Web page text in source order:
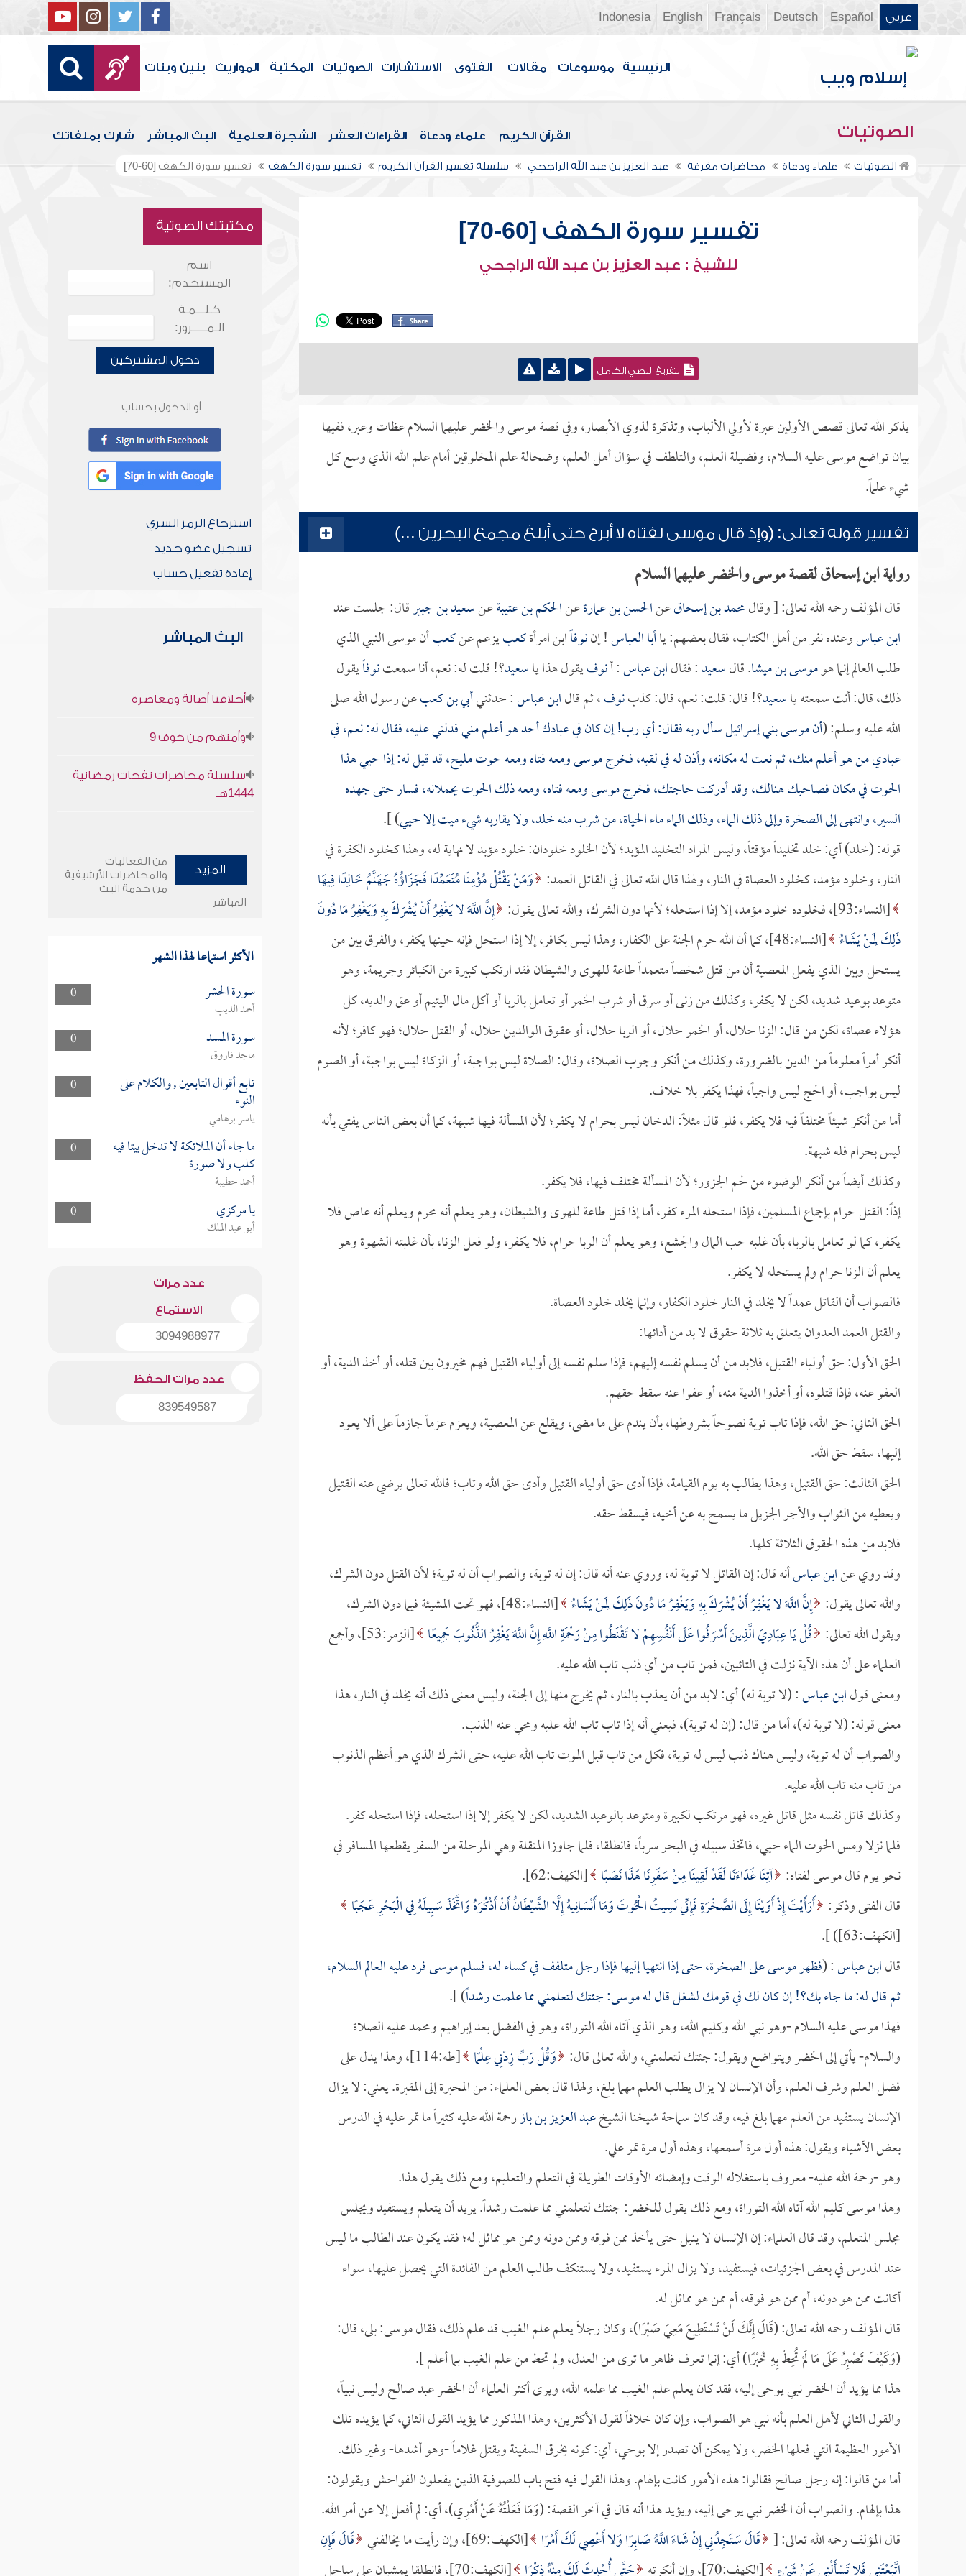
عربي Español
Deutsch
Français
English
Indonesia
الرئيسية موسوعات مقالات الفتوى الاستشارات الصوتيات المكتبة المواريث بنين وبنات
الصوتيات القرآن الكريم علماء ودعاة القراءات العشر الشجرة العلمية البث المباشر شارك بملفاتك
الصوتيات علماء ودعاة محاضرات مفرغة عبد العزيز بن عبد الله الراجحي سلسلة تفسير القرآن الكريم تفسير سورة الكهف تفسير سورة الكهف [60-70]
تفسير سورة الكهف [60-70]
للشيخ : عبد العزيز بن عبد الله الراجحي
التفريغ النصي الكامل
يذكر الله تعالى قصص الأولين عبرة لأولي الألباب، وتذكرة لذوي الأبصار، وفي قصة موسى والخضر عليهما السلام عظات وعبر، ففيها
بيان تواضع موسى عليه السلام، وفضيلة العلم، والتلطف في سؤال أهل العلم، وضحالة علم المخلوقين أمام علم الله الذي وسع كل
شيء علماً.
تفسير قوله تعالى: (وإذ قال موسى لفتاه لا أبرح حتى أبلغ مجمع البحرين ...)
رواية ابن إسحاق لقصة موسى والخضر عليهما السلام
قال المؤلف رحمه الله تعالى: [ وقالمحمد بن إسحاقعنالحسن بن عمارةعنالحكم بن عتيبةعنسعيد بن جبيرقال: جلست عند
ابن عباسوعنده نفر من أهل الكتاب، فقال بعضهم: ياأبا العباس! إننوفاًابن امرأةكعبيزعم عنكعبأن موسى النبي الذي
طلب العالم إنما هوموسى بن ميشا. قالسعيد: فقالابن عباس: أنوفيقول هذا ياسعيد؟! قلت له: نعم، أنا سمعتنوفاًيقول
ذلك، قال: أنت سمعته ياسعيد؟! قال: قلت: نعم، قال: كذبنوف، ثم قالابن عباس: حدثنيأبي بن كعبعن رسول الله صلى
الله عليه وسلم: (أن موسى بني إسرائيل سأل ربه فقال: أي رب! إن كان في عبادك أحد هو أعلم مني فدلني عليه، فقال له: نعم، في
عبادي من هو أعلم منك، ثم نعت له مكانه، وأذن له في لقيه، فخرج موسى ومعه فتاه ومعه حوت مليح، قد قيل له: إذا حيي هذا
الحوت في مكان فصاحبك هنالك، وقد أدركت حاجتك، فخرج موسى ومعه فتاه، ومعه ذلك الحوت يحملانه، فسار حتى جهده
السير، وانتهى إلى الصخرة وإلى ذلك الماء، وذلك الماء ماء الحياة، من شرب منه خلد، ولا يقاربه شيء ميت إلا حيي) ].
قوله: (خلد) أي: خلد تخليداً مؤقتاً، وليس المراد التخليد المؤبد؛ لأن الخلود خلودان: خلود مؤبد لا نهاية له، وهذا كخلود الكفرة في
النار، وخلود مؤمد، كخلود العصاة في النار، ولهذا قال الله تعالى في القاتل العمد: وَمَنْ يَقْتُلْ مُؤْمِنًا مُتَعَمِّدًا فَجَزَاؤُهُ جَهَنَّمُ خَالِدًا فِيهَا
[النساء:93]، فخلوده خلود مؤمد، إلا إذا استحله؛ لأنها دون الشرك، والله تعالى يقول:
إِنَّ اللَّهَ لا يَغْفِرُ أَنْ يُشْرَكَ بِهِ وَيَغْفِرُ مَا دُونَ
ذَلِكَ لِمَنْ يَشَاءُ
[النساء:48]، كما أن الله حرم الجنة على الكفار، وهذا ليس بكافر، إلا إذا استحل فإنه حينها يكفر، والفرق بين من
يستحل وبين الذي يفعل المعصية أن من قتل شخصاً متعمداً طاعة للهوى والشيطان فقد ارتكب كبيرة من الكبائر وجريمة، وهو
متوعد بوعيد شديد، لكن لا يكفر، وكذلك من زنى أو سرق أو شرب الخمر أو تعامل بالربا أو أكل مال اليتيم أو عق والديه، كل
هؤلاء عصاة، لكن من قال: الزنا حلال، أو الخمر حلال، أو الربا حلال، أو عقوق الوالدين حلال، أو القتل حلال؛ فهو كافر؛ لأنه
أنكر أمراً معلوماً من الدين بالضرورة، وكذلك من أنكر وجوب الصلاة، وقال: الصلاة ليس بواجبة، أو الزكاة ليس بواجبة، أو الصوم
ليس بواجب، أو الحج ليس واجباً، فهذا يكفر بلا خلاف.
أما من أنكر شيئاً مختلفاً فيه فلا يكفر، فلو قال مثلاً: الدخان ليس بحرام لا يكفر؛ لأن المسألة فيها شبهة، كما أن بعض الناس يفتي بأنه
ليس بحرام فله شبهة.
وكذلك أيضاً من أنكر الوضوء من لحم الجزور؛ لأن المسألة مختلف فيها، فلا يكفر.
إذاً: القتل حرام بإجماع المسلمين، فإذا استحله المرء كفر، أما إذا قتل طاعة للهوى والشيطان، وهو يعلم أنه محرم ويعلم أنه عاص فلا
يكفر، كما لو تعامل بالربا، بأن غلبه حب المال والجشع، وهو يعلم أن الربا حرام، فلا يكفر، ولو فعل الزنا، بأن غلبته الشهوة وهو
يعلم أن الزنا حرام ولم يستحله لا يكفر.
فالصواب أن القاتل عمداً لا يخلد في النار خلود الكفار، وإنما يخلد خلود العصاة.
والقتل العمد العدوان يتعلق به ثلاثة حقوق لا بد من أدائها:
الحق الأول: حق أولياء القتيل، فلابد من أن يسلم نفسه إليهم، فإذا سلم نفسه إلى أولياء القتيل فهم مخيرون بين قتله، أو أخذ الدية، أو
العفو عنه، فإذا قتلوه، أو أخذوا الدية منه، أو عفوا عنه سقط حقهم.
الحق الثاني: حق الله، فإذا تاب توبة نصوحاً بشروطها، بأن يندم على ما مضى، ويقلع عن المعصية، ويعزم عزماً جازماً على ألا يعود
إليها، سقط حق الله.
الحق الثالث: حق القتيل، وهذا يطالب به يوم القيامة، فإذا أدى حق أولياء القتيل وأدى حق الله وتاب؛ فالله تعالى يرضي عنه القتيل
ويعطيه من الثواب والأجر الجزيل ما يسمح به عن أخيه، فيسقط حقه.
فلابد من هذه الحقوق الثلاثة كلها.
وقد روي عنابن عباسأنه قال: إن القاتل لا توبة له، وروي عنه أنه قال: إن له توبة، والصواب أن له توبة؛ لأن القتل دون الشرك،
والله تعالى يقول: إِنَّ اللَّهَ لا يَغْفِرُ أَنْ يُشْرَكَ بِهِ وَيَغْفِرُ مَا دُونَ ذَلِكَ لِمَنْ يَشَاءُ
[النساء:48]، فهو تحت المشيئة فيما دون الشرك،
ويقول الله تعالى: قُلْ يَا عِبَادِيَ الَّذِينَ أَسْرَفُوا عَلَى أَنْفُسِهِمْ لا تَقْنَطُوا مِنْ رَحْمَةِ اللَّهِ إِنَّ اللَّهَ يَغْفِرُ الذُّنُوبَ جَمِيعًا
[الزمر:53]، وأجمع
العلماء على أن هذه الآية نزلت في التائبين، فمن تاب من أي ذنب تاب الله عليه.
ومعنى قولابن عباس: (لا توبة له) أي: لابد من أن يعذب بالنار، ثم يخرج منها إلى الجنة، وليس معنى ذلك أنه يخلد في النار، هذا
معنى قوله: (لا توبة له)، أما من قال: (إن له توبة)، فيعني أنه إذا تاب تاب الله عليه ومحي عنه الذنب.
والصواب أن له توبة، وليس هناك ذنب ليس له توبة، فكل من تاب قبل الموت تاب الله عليه، حتى الشرك الذي هو أعظم الذنوب
من تاب منه تاب الله عليه.
وكذلك قاتل نفسه مثل قاتل غيره، فهو مرتكب لكبيرة ومتوعد بالوعيد الشديد، لكن لا يكفر إلا إذا استحله، فإذا استحله كفر.
فلما نزلا ومس الحوت الماء حيي، فاتخذ سبيله في البحر سرباً، فانطلقا، فلما جاوزا المنقلة وهي المرحلة من السفر يقطعها المسافر في
نحو يوم قال موسى لفتاه: آتِنَا غَدَاءَنَا لَقَدْ لَقِينَا مِنْ سَفَرِنَا هَذَا نَصَبًا [الكهف:62].
قال الفتى وذكر: أَرَأَيْتَ إِذْ أَوَيْنَا إِلَى الصَّخْرَةِ فَإِنِّي نَسِيتُ الْحُوتَ وَمَا أَنْسَانِيهُ إِلَّا الشَّيْطَانُ أَنْ أَذْكُرَهُ وَاتَّخَذَ سَبِيلَهُ فِي الْبَحْرِ عَجَبًا
[الكهف:63]) ].
قالابن عباس: (فظهر موسى على الصخرة، حتى إذا انتهيا إليها فإذا رجل متلفف في كساء له، فسلم موسى فرد عليه العالم السلام،
ثم قال له: ما جاء بك؟! إن كان لك في قومك لشغل قال له موسى: جئتك لتعلمني مما علمت رشداً) ].
فهذا موسى عليه السلام -وهو نبي الله وكليم الله، وهو الذي آتاه الله التوراة، وهو في الفضل بعد إبراهيم ومحمد عليه الصلاة
والسلام- يأتي إلى الخضر ويتواضع ويقول: جئتك لتعلمني، والله تعالى قال: وَقُلْ رَبِّ زِدْنِي عِلْمًا
[طه:114]، وهذا يدل على
فضل العلم وشرف العلم، وأن الإنسان لا يزال يطلب العلم مهما بلغ، ولهذا قال بعض العلماء: من المحبرة إلى المقبرة. يعني: لا يزال
الإنسان يستفيد من العلم مهما بلغ فيه، وقد كان سماحة شيخنا الشيخعبد العزيز بن بازرحمة الله عليه كثيراً ما تمر عليه في الدرس
بعض الأشياء ويقول: هذه أول مرة أسمعها، وهذه أول مرة تمر علي.
وهو -رحمة الله عليه- معروف باستغلاله الوقت وإمضائه الأوقات الطويلة في التعلم والتعليم، ومع ذلك يقول هذا.
وهذا موسى كليم الله آتاه الله التوراة، ومع ذلك يقول للخضر: جئتك لتعلمني مما علمت رشداً. يريد أن يتعلم ويستفيد ويجلس
مجلس المتعلم، وقد قال العلماء: إن الإنسان لا ينبل حتى يأخذ ممن فوقه وممن دونه وممن هو مماثل له؛ فقد يكون عند الطالب ما ليس
عند المدرس في بعض الجزئيات، فيستفيد، ولا يزال المرء يستفيد، ولا يستنكف طالب العلم من الفائدة التي يحصل عليها، سواء
أكانت ممن هو دونه، أم ممن هو فوقه، أم ممن هو مماثل له.
قال المؤلف رحمه الله تعالى: (قَالَ إِنَّكَ لَنْ تَسْتَطِيعَ مَعِيَ صَبْرًا)، وكان رجلاً يعلم علم الغيب قد علم ذلك، فقال موسى: بلى، قال:
(وَكَيْفَ تَصْبِرُ عَلَى مَا لَمْ تُحِطْ بِهِ خُبْرًا) أي: إنما تعرف ظاهر ما ترى من العدل، ولم تحط من علم الغيب بما أعلم ].
هذا مما يؤيد أن الخضر نبي يوحى إليه، فقد كان يعلم علم الغيب مما علمه الله، ويرى أكثر العلماء أن الخضر عبد صالح وليس نبياً،
والقول الثاني لأهل العلم بأنه نبي هو الصواب، وإن كان خلافاً لقول الأكثرين، وهذا المذكور مما يؤيد القول الثاني، كما يؤيده تلك
الأمور العظيمة التي فعلها الخضر، ولا يمكن أن تصدر إلا بوحي، أي: كونه يخرق السفينة ويقتل غلاماً -وهو أشدها- وغير ذلك.
أما من قالوا: إنه رجل صالح فقالوا: هذه الأمور كانت بإلهام. وهذا القول فيه فتح باب للصوفية الذين يفعلون الفواحش ويقولون:
هذا بإلهام. والصواب أن الخضر نبي يوحى إليه، ويؤيد هذا أنه قال في آخر القصة: (وَمَا فَعَلْتُهُ عَنْ أَمْرِي)، أي: لم أفعل إلا عن أمر الله.
قال المؤلف رحمه الله تعالى: [ قَالَ سَتَجِدُنِي إِنْ شَاءَ اللَّهُ صَابِرًا وَلا أَعْصِي لَكَ أَمْرًا [الكهف:69]، وإن رأيت ما يخالفني
قَالَ فَإِنِ
مكتبتك الصوتية
اسم
المستخدم:
كـلـــمـة
الـمـــــرور:
دخول المشتركين
أو الدخول بحساب
استرجاع الرمز السري
تسجيل عضو جديد
إعادة تفعيل حساب
البث المباشر
أخلاقنا أصالة ومعاصرة
وأمنهم من خوف 9
سلسلة محاضرات نفحات رمضانية
1444هـ
المزيد
من الفعاليات
والمحاضرات الأرشيفية
من خدمة البث
المباشر
الأكثر استماعا لهذا الشهر
0 سورة الحشر
أحمد الديب
0
سورة المسد
ماجد فاروق
0
تابع أقوال التابعين , والكلام على
النوء
ياسر برهامي
0
ما جاء أن الملائكة لا تدخل بيتا فيه
كلب ولا صورة
أحمد حطيبة
0
يا مركزي
أبو عبد الملك
عدد مرات
الاستماع
3094988977
عدد مرات الحفظ
839549587